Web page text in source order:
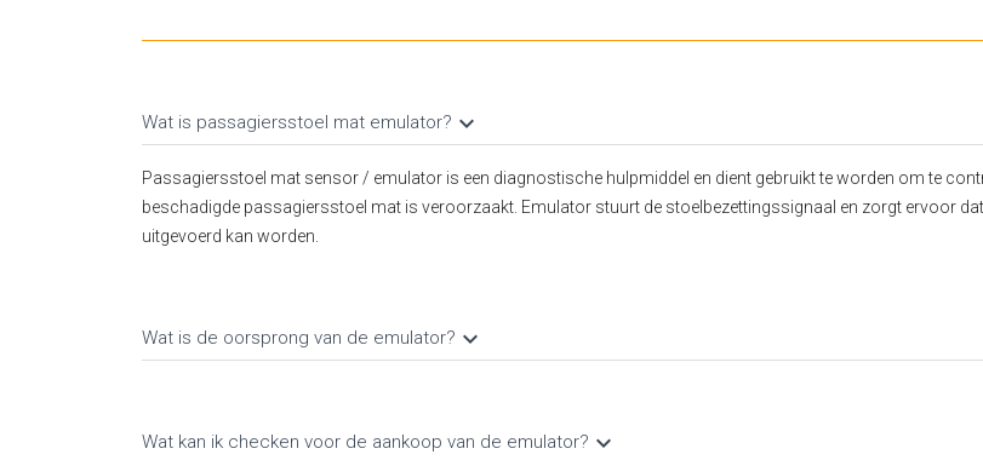
Wat is passagiersstoel mat emulator? keyboard_arrow_down
Passagiersstoel mat sensor / emulator is een diagnostische hulpmiddel en dient gebruikt te worden om te
beschadigde passagiersstoel mat is veroorzaakt. Emulator stuurt de stoelbezettingssignaal en zorgt ervoor
uitgevoerd kan worden.
Wat is de oorsprong van de emulator? keyboard_arrow_down
Wat kan ik checken voor de aankoop van de emulator? keyboard_arrow_down